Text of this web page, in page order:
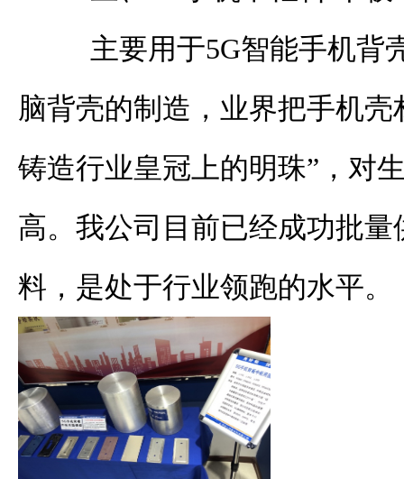
主要用于5G智能手机背
脑背壳的制造，业界把手机壳
铸造行业皇冠上的明珠”，对
高。我公司目前已经成功批量
料，是处于行业领跑的水平。